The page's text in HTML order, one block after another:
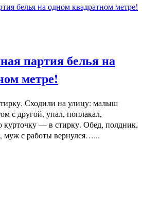
партия белья на
метре!
Сходили на улицу: малыш
с другой, упал, поплакал,
курточку — в стирку. Обед, полдник,
муж с работы вернулся…...